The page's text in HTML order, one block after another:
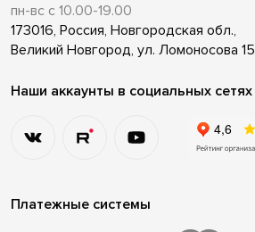
пн-вс с 10.00-19.00
173016, Россия, Новгородская обл.,
Великий Новгород, ул. Ломоносова 15
Наши аккаунты в социальных сетях
Платежные системы